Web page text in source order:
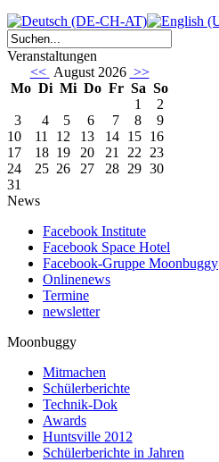
Veranstaltungen
<< August 2026 >>
Mo Di Mi Do Fr Sa So
1
2
3
4 5 6 7 8
9
10
11 12 13 14 15 16
17
18 19 20 21 22 23
24
25 26 27 28 29 30
31
News
Facebook Institute
Facebook Space Hotel
Facebook-Gruppe Moonbuggy
Onlinenews
Termine
newsletter
Moonbuggy
Mitmachen
Schülerberichte
Technik-Dok
Awards
Huntsville 2012
Schülerberichte in Jahren